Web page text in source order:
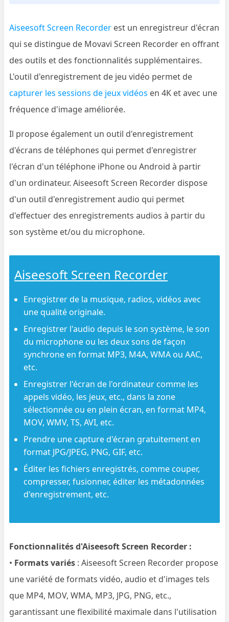
Aiseesoft Screen Recorder est un enregistreur d'écran
qui se distingue de Movavi Screen Recorder en offrant
des outils et des fonctionnalités supplémentaires.
L'outil d'enregistrement de jeu vidéo permet de
capturer les sessions de jeux vidéos en 4K et avec une
fréquence d'image améliorée.
Il propose également un outil d'enregistrement
d'écrans de téléphones qui permet d'enregistrer
l'écran d'un téléphone iPhone ou Android à partir
d'un ordinateur. Aiseesoft Screen Recorder dispose
d'un outil d'enregistrement audio qui permet
d'effectuer des enregistrements audios à partir du
son système et/ou du microphone.
Aiseesoft Screen Recorder
Enregistrer de la musique, radios, vidéos avec
une qualité originale.
Enregistrer l'audio depuis le son système, le son
du microphone ou les deux sons de façon
synchrone en format MP3, M4A, WMA ou AAC,
etc.
Enregistrer l'écran de l'ordinateur comme les
appels vidéo, les jeux, etc., dans la zone
sélectionnée ou en plein écran, en format MP4,
MOV, WMV, TS, AVI, etc.
Prendre une capture d'écran gratuitement en
format JPG/JPEG, PNG, GIF, etc.
Éditer les fichiers enregistrés, comme couper,
compresser, fusionner, éditer les métadonnées
d'enregistrement, etc.
Fonctionnalités d'Aiseesoft Screen Recorder :
• Formats variés : Aiseesoft Screen Recorder propose
une variété de formats vidéo, audio et d'images tels
que MP4, MOV, WMA, MP3, JPG, PNG, etc.,
garantissant une flexibilité maximale dans l'utilisation